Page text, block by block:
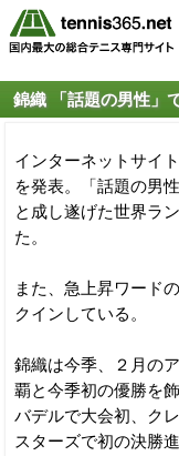
錦織 「話題の男性」
インターネットサイ
を発表。「話題の男
と成し遂げた世界ラ
た。
また、急上昇ワード
クインしている。
錦織は今季、２月の
覇と今季初の優勝を
バデルで大会初、ク
スターズで初の決勝